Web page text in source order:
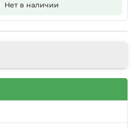
Нет в наличии
В корзину